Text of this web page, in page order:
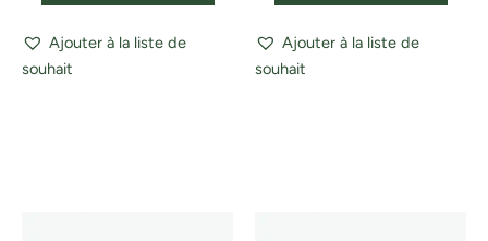
Ajouter à la liste de
souhait
Ajouter à la liste de
souhait